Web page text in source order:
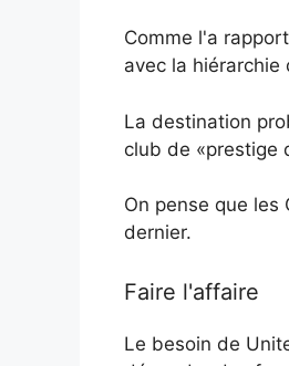
Comme l'a
avec la hiérarchie
La destination
club de «prestige
On pense que
dernier.
Faire l'affaire
Le besoin de